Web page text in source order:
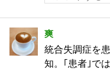
爽
統合失調症を
知。｢患者｣で